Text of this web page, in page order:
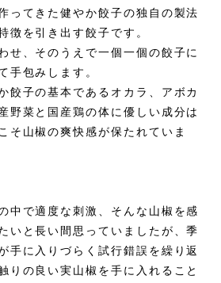
ってきた健やか餃子の独自の製法
徴を引き出す餃子です。
せ、そのうえで一個一個の餃子に
手包みします。
餃子の基本であるオカラ、アボカ
野菜と国産鶏の体に優しい成分は
そ山椒の爽快感が保たれていま
中で適度な刺激、そんな山椒を感
いと長い間思っていましたが、季
手に入りづらく試行錯誤を繰り返
りの良い実山椒を手に入れること